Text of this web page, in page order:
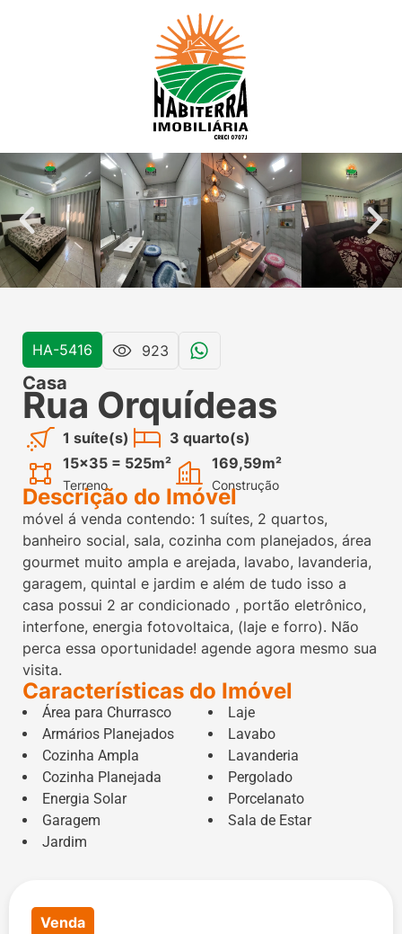
HA-5416 923
Casa
Rua Orquídeas
1 suíte(s)
3 quarto(s)
15x35 = 525m²
Terreno
169,59m²
Construção
Descrição do Imóvel
móvel á venda contendo: 1 suítes, 2 quartos,
banheiro social, sala, cozinha com planejados, área
gourmet muito ampla e arejada, lavabo, lavanderia,
garagem, quintal e jardim e além de tudo isso a
casa possui 2 ar condicionado , portão eletrônico,
interfone, energia fotovoltaica, (laje e forro). Não
perca essa oportunidade! agende agora mesmo sua
visita.
Características do Imóvel
Área para Churrasco
Armários Planejados
Cozinha Ampla
Cozinha Planejada
Energia Solar
Garagem
Jardim
Laje
Lavabo
Lavanderia
Pergolado
Porcelanato
Sala de Estar
Venda